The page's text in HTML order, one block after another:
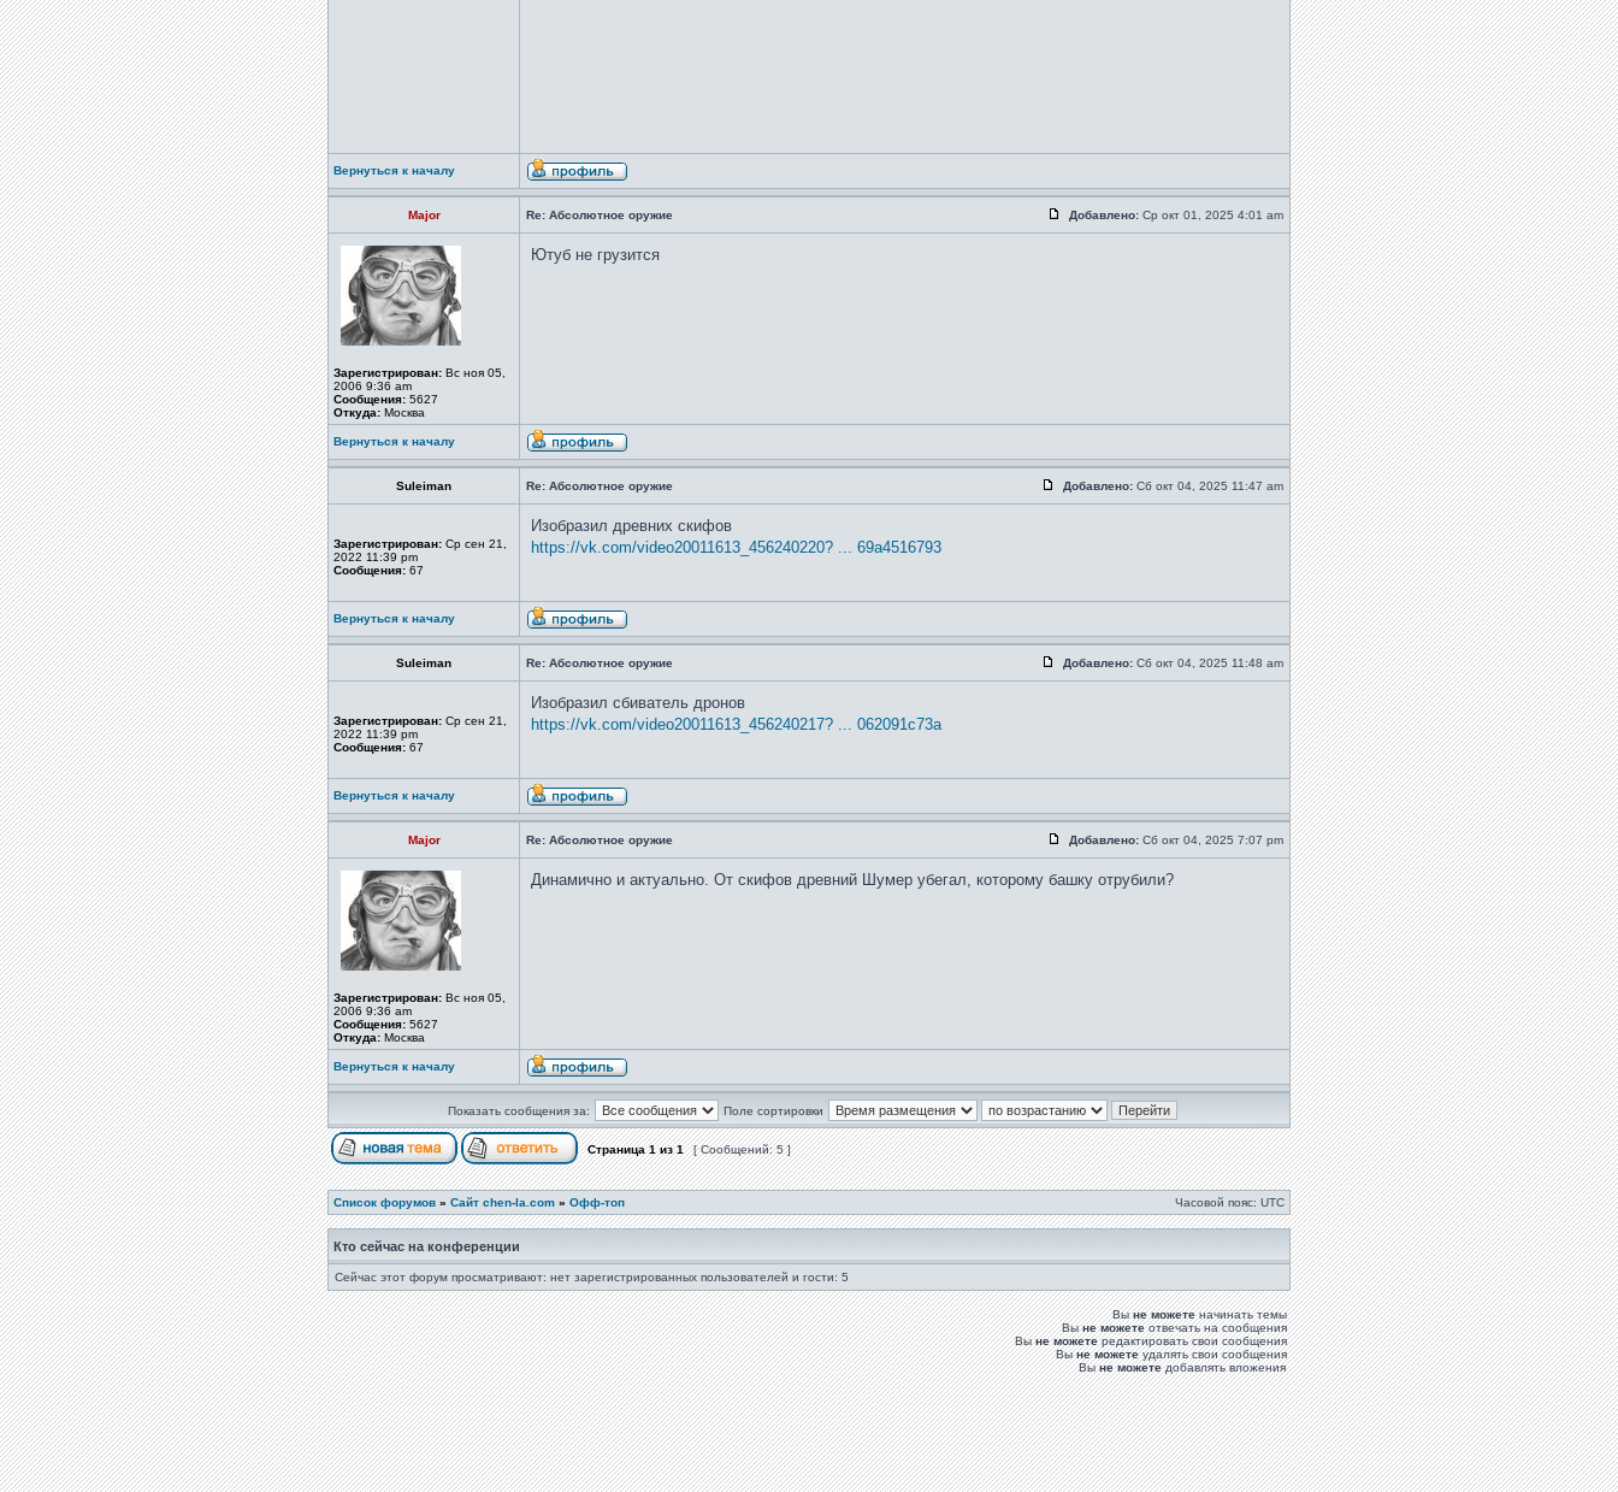
Вернуться к началу
Major Re: Абсолютное оружие Добавлено: Ср окт 01, 2025 4:01 am
Зарегистрирован: Вс ноя 05,
2006 9:36 am
Сообщения: 5627
Откуда: Москва
Ютуб не грузится
Вернуться к началу
Suleiman Re: Абсолютное оружие Добавлено: Сб окт 04, 2025 11:47 am
Зарегистрирован: Ср сен 21,
2022 11:39 pm
Сообщения: 67
Изобразил древних скифов
https://vk.com/video20011613_456240220? ... 69a4516793
Вернуться к началу
Suleiman Re: Абсолютное оружие Добавлено: Сб окт 04, 2025 11:48 am
Зарегистрирован: Ср сен 21,
2022 11:39 pm
Сообщения: 67
Изобразил сбиватель дронов
https://vk.com/video20011613_456240217? ... 062091c73a
Вернуться к началу
Major Re: Абсолютное оружие Добавлено: Сб окт 04, 2025 7:07 pm
Зарегистрирован: Вс ноя 05,
2006 9:36 am
Сообщения: 5627
Откуда: Москва
Динамично и актуально. От скифов древний Шумер убегал, которому башку отрубили?
Вернуться к началу
Показать сообщения за: Поле сортировки
Страница1из1 [ Сообщений: 5 ]
Список форумов » Сайт chen-la.com » Офф-топ Часовой пояс: UTC
Кто сейчас на конференции
Сейчас этот форум просматривают: нет зарегистрированных пользователей и гости: 5
Выне можетеначинать темы
Выне можетеотвечать на сообщения
Выне можетередактировать свои сообщения
Выне можетеудалять свои сообщения
Выне можетедобавлять вложения